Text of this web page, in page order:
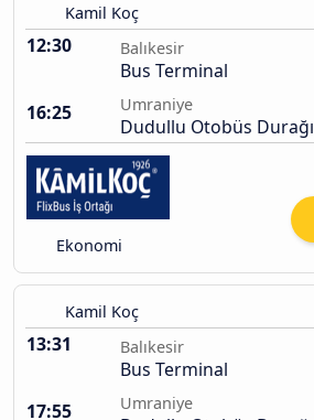
Kamil Koç
12:30 Balıkesir
Bus Terminal
16:25
Umraniye
Dudullu Otobüs Durağı
Ekonomi
Kamil Koç
13:31 Balıkesir
Bus Terminal
17:55
Umraniye